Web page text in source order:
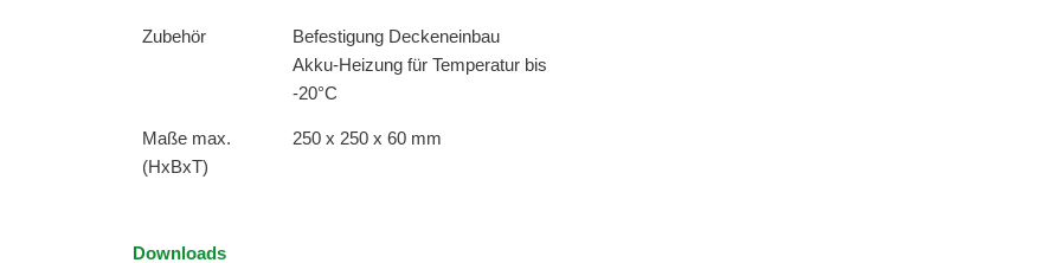
Zubehör
Befestigung Deckeneinbau
Akku-Heizung für Temperatur bis
-20°C
Maße max.
(HxBxT)
250 x 250 x 60 mm
Downloads